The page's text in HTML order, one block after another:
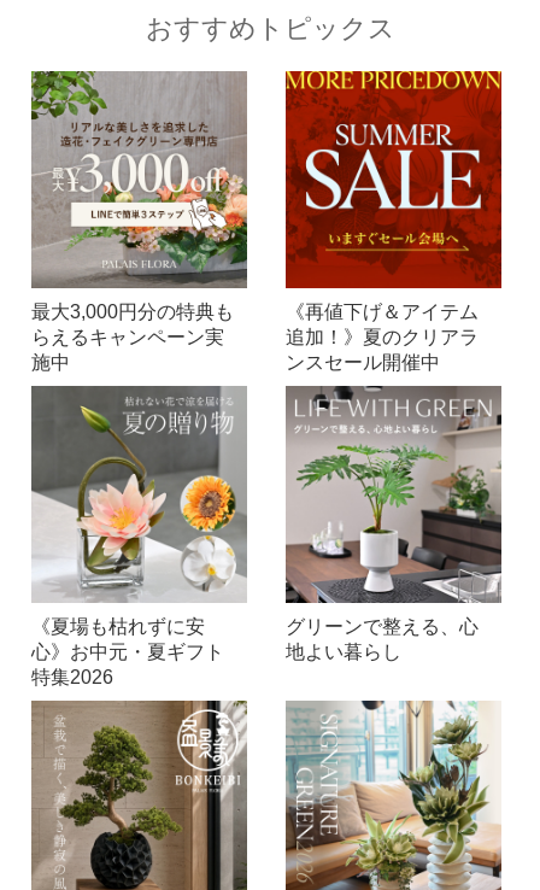
おすすめトピックス
最大3,000円分の特典も
らえるキャンペーン実
施中
《再値下げ＆アイテム
追加！》夏のクリアラ
ンスセール開催中
《夏場も枯れずに安
心》お中元・夏ギフト
特集2026
グリーンで整える、心
地よい暮らし